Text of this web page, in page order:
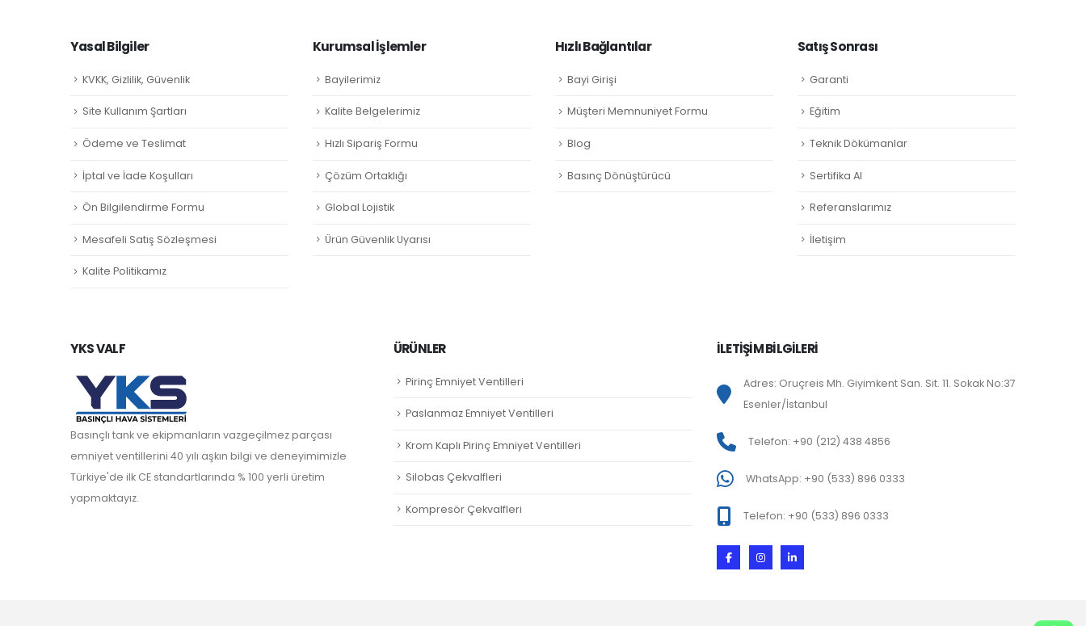
Yasal Bilgiler
KVKK, Gizlilik, Güvenlik
Site Kullanım Şartları
Ödeme ve Teslimat
İptal ve İade Koşulları
Ön Bilgilendirme Formu
Mesafeli Satış Sözleşmesi
Kalite Politikamız
Kurumsal İşlemler
Bayilerimiz
Kalite Belgelerimiz
Hızlı Sipariş Formu
Çözüm Ortaklığı
Global Lojistik
Ürün Güvenlik Uyarısı
Hızlı Bağlantılar
Bayi Girişi
Müşteri Memnuniyet Formu
Blog
Basınç Dönüştürücü
Satış Sonrası
Garanti
Eğitim
Teknik Dökümanlar
Sertifika Al
Referanslarımız
İletişim
YKS VALF
Basınçlı tank ve ekipmanların vazgeçilmez parçası
emniyet ventillerini 40 yılı aşkın bilgi ve deneyimimizle
Türkiye'de ilk CE standartlarında % 100 yerli üretim
yapmaktayız.
ÜRÜNLER
Pirinç Emniyet Ventilleri
Paslanmaz Emniyet Ventilleri
Krom Kaplı Pirinç Emniyet Ventilleri
Silobas Çekvalfleri
Kompresör Çekvalfleri
İLETİŞİM BİLGİLERİ
Adres: Oruçreis Mh. Giyimkent San. Sit. 11. Sokak No:37
Esenler/İstanbul
Telefon: +90 (212) 438 4856
WhatsApp: +90 (533) 896 0333
Telefon: +90 (533) 896 0333